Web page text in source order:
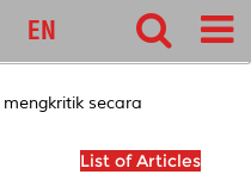
EN
secara
List of Articles